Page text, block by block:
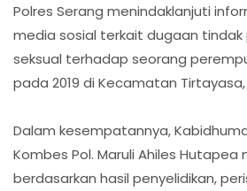
Polres Serang menindaklanjuti
media sosial terkait dugaan tindak
seksual terhadap seorang
pada 2019 di Kecamatan
Dalam kesempatannya,
Kombes Pol. Maruli Ahiles Hutapea
berdasarkan hasil penyelidikan,